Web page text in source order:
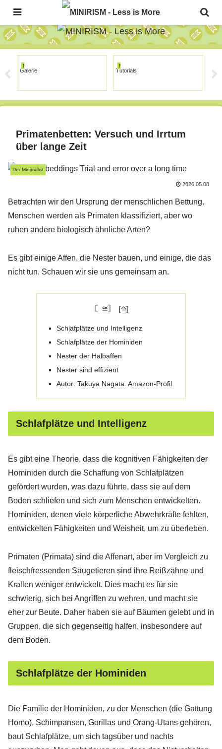
The Japanese Minimalism Art Movement!
MINIRISM
Galerie
MINIRISM
Tutorials
Primatenbetten: Versuch und Irrtum
über lange Zeit
Der Minimalist
2026.05.08
Betrachten wir den Ursprung der menschlichen Bettung.
Menschen werden als Primaten klassifiziert, aber wo
ruhen andere biologisch ähnliche Arten?
Es gibt einige Affen, die Nester bauen, und einige, die das
nicht tun. Schauen wir sie uns gemeinsam an.
〘≅〙
Schlafplätze und Intelligenz
Schlafplätze der Hominiden
Nester der Halbaffen
Nester sind effizient
Autor: Takuya Nagata. Amazon-Profil
Schlafplätze und Intelligenz
Es gibt eine Theorie, dass die kognitiven Fähigkeiten der
Hominiden durch die Schaffung von Schlafplätzen
gefördert wurden, was dazu führte, dass sie auf dem
Boden schliefen und sich zum Menschen entwickelten.
Hominiden, denen viele körperliche Abwehrkräfte fehlten,
entwickelten Fähigkeiten und Weisheit, um zu überleben.
Primaten (Primata) sind die Affenart, aber im Vergleich zu
fleischfressenden Säugetieren sind ihre Reißzähne und
Krallen weniger entwickelt. Dies macht es für sie
schwierig, sich bei Angriffen zu wehren, und macht sie
eher zur Beute. Daher haben sie auf Bäumen gelebt und in
Gruppen, die sich gegenseitig halfen, insbesondere auf
dem Boden.
Schlafplätze der Hominiden
Die Familie der Hominiden, zu der Menschen (die Gattung
Homo), Schimpansen, Gorillas und Orang-Utans gehören,
baut Schlafplätze, um sich tagsüber und nachts